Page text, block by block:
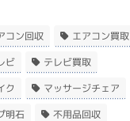
コン回収 エアコン買取
ビ テレビ買取
ク マッサージチェア
明石 不用品回収